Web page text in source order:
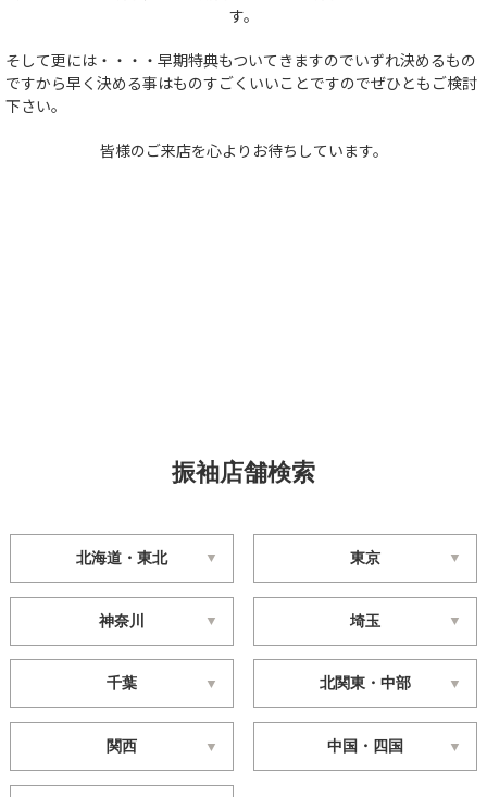
す。
そして更には・・・・早期特典もついてきますのでいずれ決めるもの
ですから早く決める事はものすごくいいことですのでぜひともご検討
下さい。
皆様のご来店を心よりお待ちしています。
振袖店舗検索
北海道・東北 東京
神奈川 埼玉
千葉 北関東・中部
関西 中国・四国